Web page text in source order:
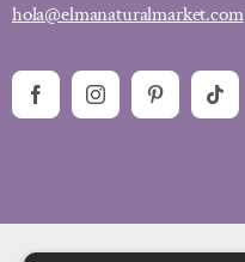
hola@elmanaturalmarket.com